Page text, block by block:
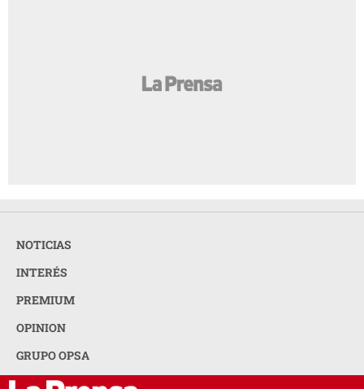
NOTICIAS
INTERÉS
PREMIUM
OPINION
GRUPO OPSA